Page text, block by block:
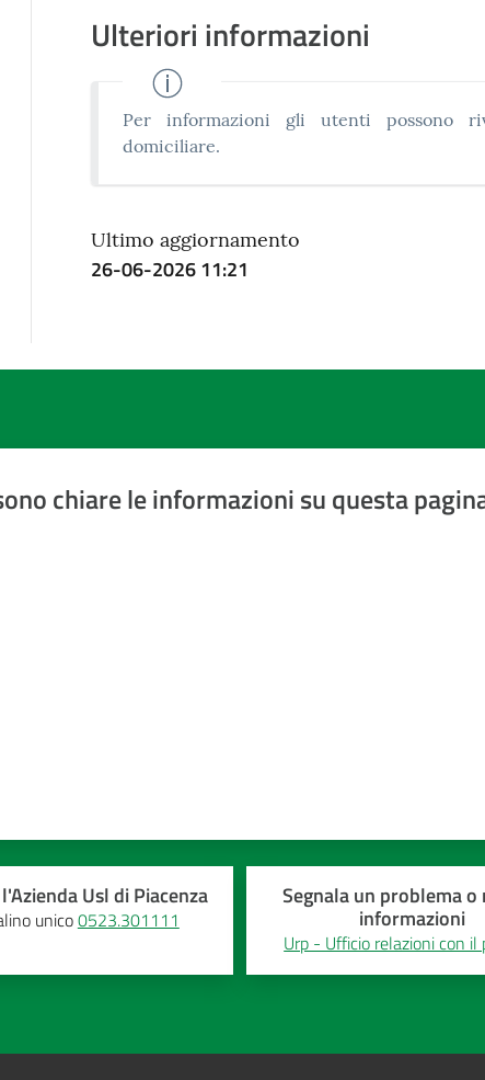
Ulteriori informazioni
Per informazioni gli utenti possono
domiciliare.
Ultimo aggiornamento
26-06-2026 11:21
chiare le informazioni su questa
Usl di Piacenza
unico0523.301111
Segnala un problema o
informazioni
Urp - Ufficio relazioni con il